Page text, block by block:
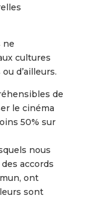
ne
cultures
d’ailleurs.
de
le cinéma
50% sur
nous
accords
ont
sont